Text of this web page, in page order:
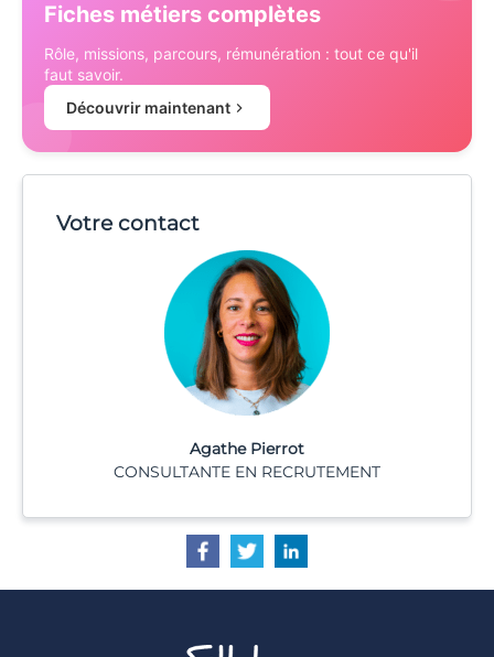
Fiches métiers complètes
Rôle, missions, parcours, rémunération : tout ce qu'il
faut savoir.
Découvrir maintenant
Votre contact
Agathe Pierrot
CONSULTANTE EN RECRUTEMENT